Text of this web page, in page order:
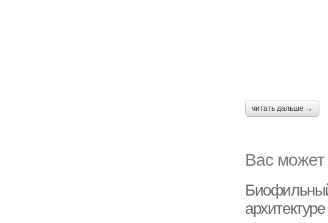
читать дальше →
Вас может
архитектуре